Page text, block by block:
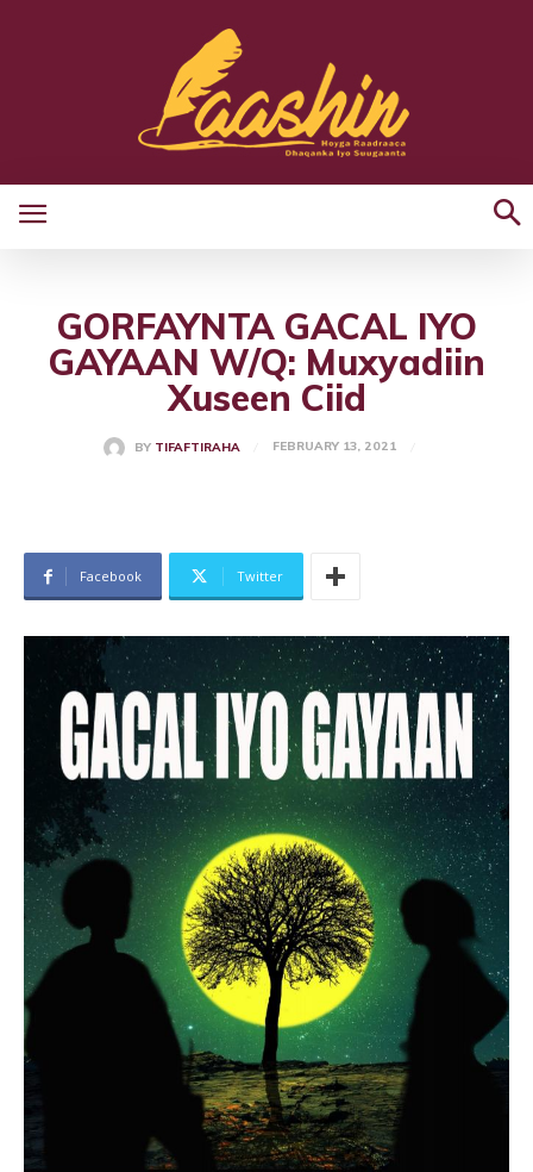
GORFAYNTA GACAL IYO
GAYAAN W/Q: Muxyadiin
Xuseen Ciid
BY TIFAFTIRAHA FEBRUARY 13, 2021
Facebook Twitter